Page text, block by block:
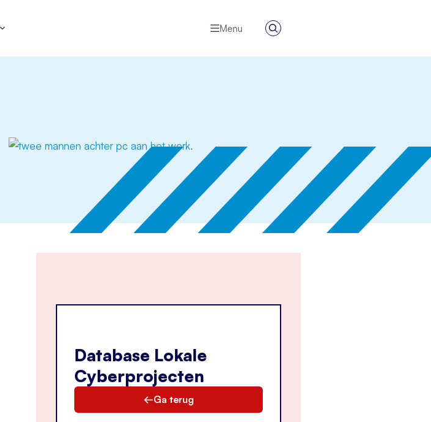
Menu
Zoeken
Database Lokale
Cyberprojecten
Ga terug